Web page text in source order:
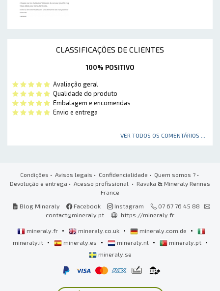
CLASSIFICAÇÕES DE CLIENTES
100% POSITIVO
Avaliação geral
Qualidade do produto
Embalagem e encomendas
Envio e entrega
VER TODOS OS COMENTÁRIOS ...
Condições • Avisos legais • Confidencialidade • Quem somos ?•
Devolução e entrega • Acesso profissional • Ravaka & Mineraly Rennes
France
Blog Mineraly
Facebook Instagram
07 67 76 45 88
contact@mineraly.pt
https://mineraly.fr
mineraly.fr • mineraly.co.uk • mineraly.com.de •
mineraly.it • mineraly.es • mineraly.nl • mineraly.pt •
mineraly.se